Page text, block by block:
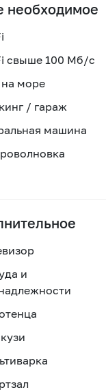
необходимое
свыше 100 Мб/с
море
/ гараж
машина
и